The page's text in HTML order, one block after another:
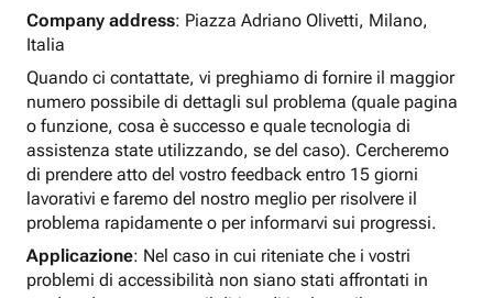
Company address: Piazza Adriano Olivetti, Milano,
Italia
Quando ci contattate, vi preghiamo di fornire il maggior
numero possibile di dettagli sul problema (quale pagina
o funzione, cosa è successo e quale tecnologia di
assistenza state utilizzando, se del caso). Cercheremo
di prendere atto del vostro feedback entro 15 giorni
lavorativi e faremo del nostro meglio per risolvere il
problema rapidamente o per informarvi sui progressi.
Applicazione: Nel caso in cui riteniate che i vostri
problemi di accessibilità non siano stati affrontati in